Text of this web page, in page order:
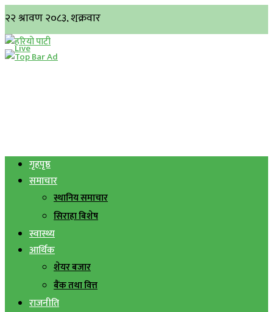
गृहपृष्ठ
समाचार
स्थानिय समाचार
सिराहा बिशेष
स्वास्थ्य
आर्थिक
शेयर बजार
बैंक तथा वित्त
राजनीति